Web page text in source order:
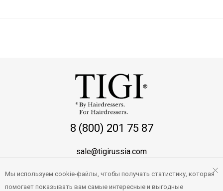
8 (800) 201 75 87
sale@tigirussia.com
Мы используем cookie-файлы, чтобы получать статистику, которая
помогает показывать вам самые интересные и выгодные